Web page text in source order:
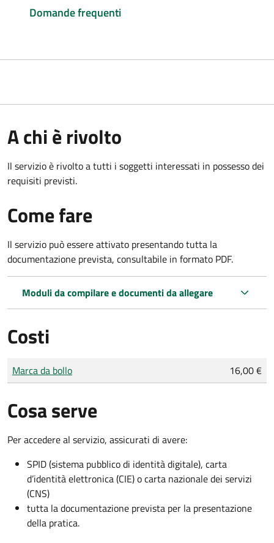
Domande frequenti
A chi è rivolto
Il servizio è rivolto a tutti i soggetti interessati in possesso dei
requisiti previsti.
Come fare
Il servizio può essere attivato presentando tutta la
documentazione prevista, consultabile in formato PDF.
Moduli da compilare e documenti da allegare
Costi
Tipo di pagamento
Importo
Marca da bollo 16,00 €
Cosa serve
Per accedere al servizio, assicurati di avere:
SPID (sistema pubblico di identità digitale), carta
d’identità elettronica (CIE) o carta nazionale dei servizi
(CNS)
tutta la documentazione prevista per la presentazione
della pratica.